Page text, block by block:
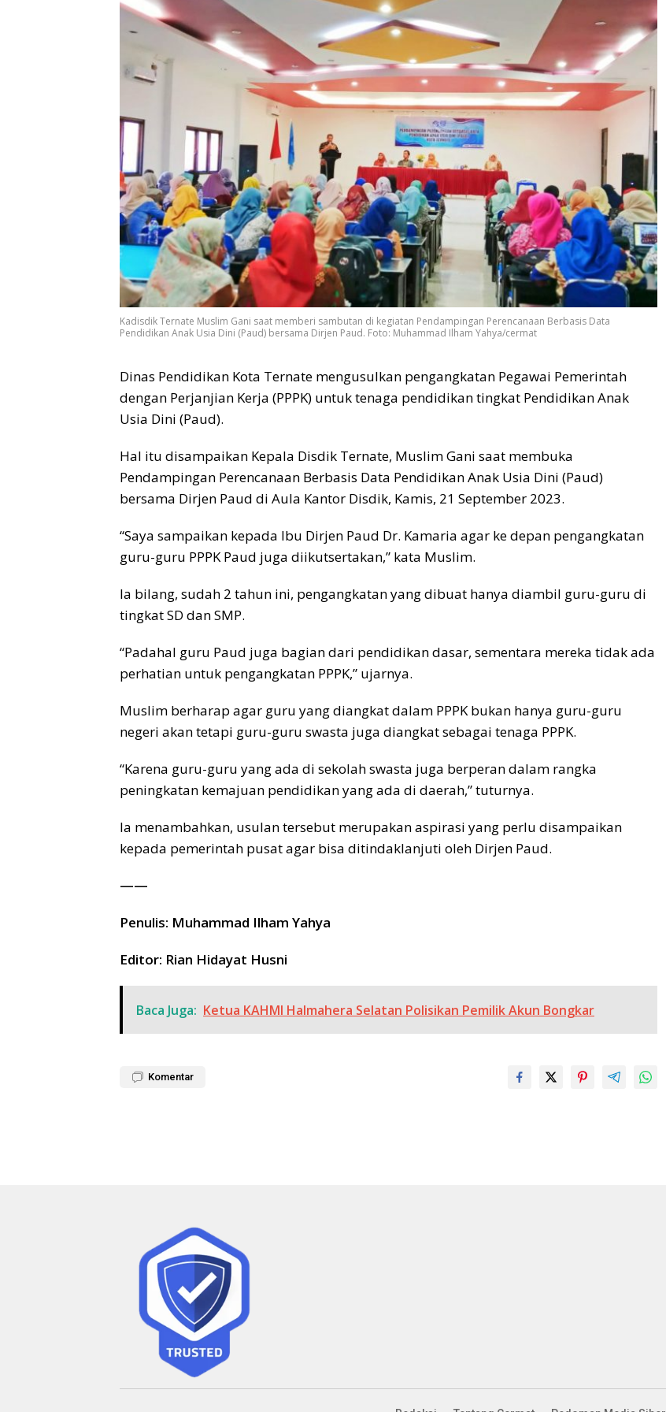
Kadisdik Ternate Muslim Gani saat memberi sambutan di kegiatan Pendampingan Perencanaan Berbasis Data
Pendidikan Anak Usia Dini (Paud) bersama Dirjen Paud. Foto: Muhammad Ilham Yahya/cermat
Dinas Pendidikan Kota Ternate mengusulkan pengangkatan Pegawai Pemerintah
dengan Perjanjian Kerja (PPPK) untuk tenaga pendidikan tingkat Pendidikan Anak
Usia Dini (Paud).
Hal itu disampaikan Kepala Disdik Ternate, Muslim Gani saat membuka
Pendampingan Perencanaan Berbasis Data Pendidikan Anak Usia Dini (Paud)
bersama Dirjen Paud di Aula Kantor Disdik, Kamis, 21 September 2023.
“Saya sampaikan kepada Ibu Dirjen Paud Dr. Kamaria agar ke depan pengangkatan
guru-guru PPPK Paud juga diikutsertakan,” kata Muslim.
Ia bilang, sudah 2 tahun ini, pengangkatan yang dibuat hanya diambil guru-guru di
tingkat SD dan SMP.
“Padahal guru Paud juga bagian dari pendidikan dasar, sementara mereka tidak ada
perhatian untuk pengangkatan PPPK,” ujarnya.
Muslim berharap agar guru yang diangkat dalam PPPK bukan hanya guru-guru
negeri akan tetapi guru-guru swasta juga diangkat sebagai tenaga PPPK.
“Karena guru-guru yang ada di sekolah swasta juga berperan dalam rangka
peningkatan kemajuan pendidikan yang ada di daerah,” tuturnya.
Ia menambahkan, usulan tersebut merupakan aspirasi yang perlu disampaikan
kepada pemerintah pusat agar bisa ditindaklanjuti oleh Dirjen Paud.
——
Penulis: Muhammad Ilham Yahya
Editor: Rian Hidayat Husni
Baca Juga: Ketua KAHMI Halmahera Selatan Polisikan Pemilik Akun Bongkar
Komentar